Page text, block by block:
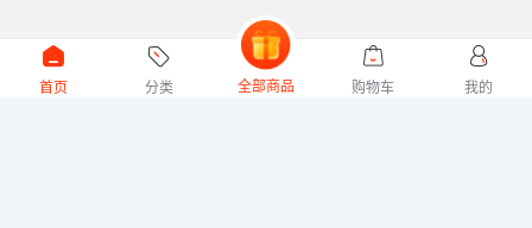
首页 分类 全部商品 购物车 我的